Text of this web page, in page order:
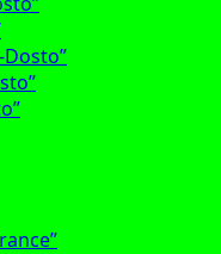
Dosto”